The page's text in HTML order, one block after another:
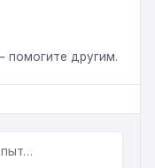
помогите другим.